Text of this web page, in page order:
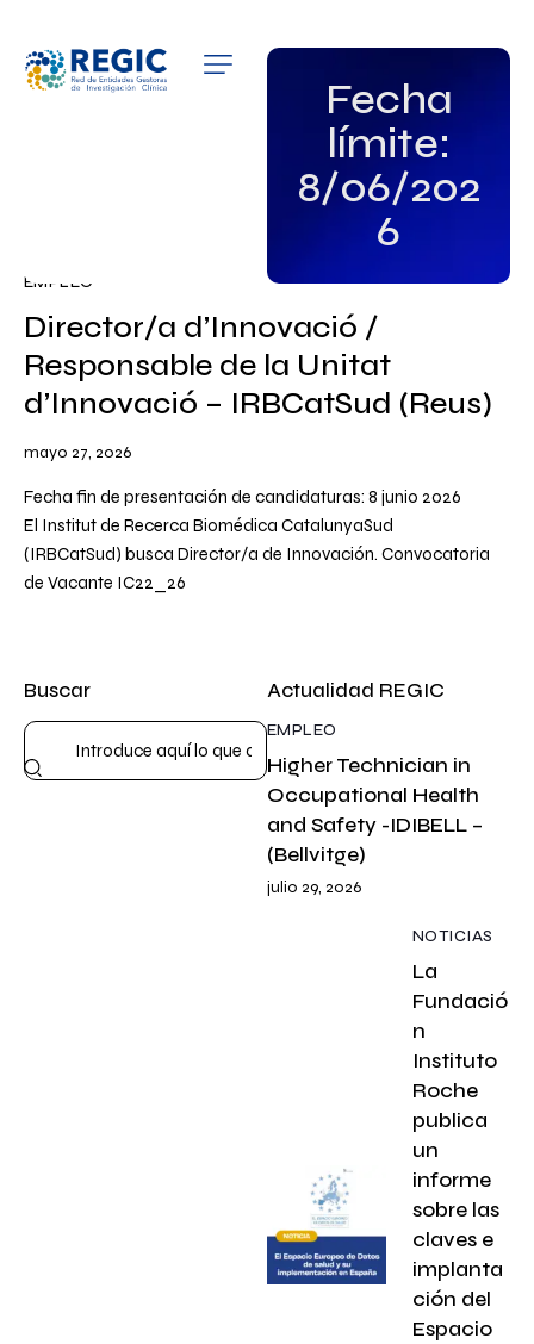
Fecha
límite:
8/06/202
6
QUIÉNES SOMOS
PATROCINADORES
GRUPOS DE INTERÉS
NOTICIAS
EMPLEO
Director/a d’Innovació /
Responsable de la Unitat
d’Innovació – IRBCatSud (Reus)
mayo 27, 2026
Fecha fin de presentación de candidaturas: 8 junio 2026
El Institut de Recerca Biomédica CatalunyaSud
(IRBCatSud) busca Director/a de Innovación. Convocatoria
de Vacante IC22_26
Buscar Actualidad REGIC
EMPLEO
Higher Technician in
Occupational Health
and Safety -IDIBELL –
(Bellvitge)
julio 29, 2026
NOTICIAS
La
Fundació
n
Instituto
Roche
publica
un
informe
sobre las
claves e
implanta
ción del
Espacio